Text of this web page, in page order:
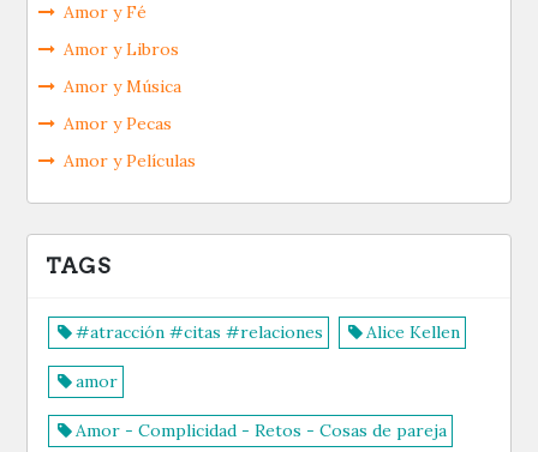
Amor y Fé
Amor y Libros
Amor y Música
Amor y Pecas
Amor y Películas
TAGS
#atracción #citas #relaciones Alice Kellen
amor
Amor - Complicidad - Retos - Cosas de pareja